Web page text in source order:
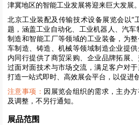
津冀地区的智能工业发展将迎来巨大发展。
北京工业装配及传输技术设备展览会以“
题，涵盖工业自动化、工业机器人、汽
制造和智能工厂等领域的工业装备，为
车制造、铸造、机械等领域制造企业提
内同行提供了商贸采购、企业品牌拓展
过面对面技术与市场交流，满足客户对
打造一站式即时、高效展会平台，以促进
注意事项： 因展览会组织的需求，主办
及调整，不另行通知。
展品范围